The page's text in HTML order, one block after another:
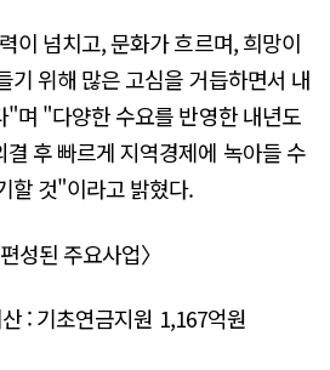
이 넘치고, 문화가 흐르며, 희망이
기 위해 많은 고심을 거듭하면서 내
"며 "다양한 수요를 반영한 내년도
후 빠르게 지역경제에 녹아들 수
할 것"이라고 밝혔다.
성된 주요사업〉
: 기초연금지원 1,167억원